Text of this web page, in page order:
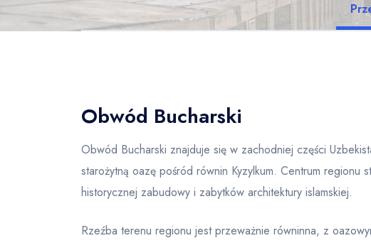
Obwód Bucharski
Obwód Bucharski znajduje się w zachodniej części
starożytną oazę pośród równin Kyzylkum. Centrum regionu
historycznej zabudowy i zabytków architektury islamskiej.
Rzeźba terenu regionu jest przeważnie równinna, z